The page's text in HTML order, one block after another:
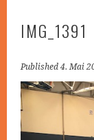
IMG_1391
Published4. Mai